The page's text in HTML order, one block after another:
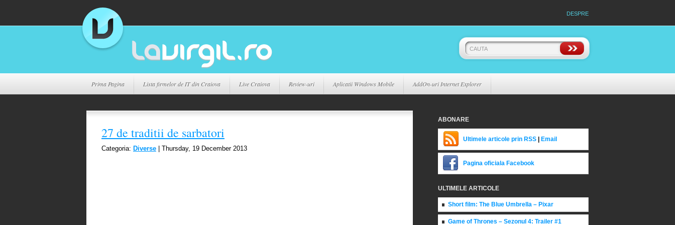
DESPRE
Prima Pagina Lista firmelor de IT din Craiova Live Craiova Review-uri Aplicatii Windows Mobile AddOn-uri Internet Explorer
27 de traditii de sarbatori
Categoria: Diverse | Thursday, 19 December 2013
ABONARE
Ultimele articole prin RSS Email
Pagina oficiala Facebook
ULTIMELE ARTICOLE
Short film: The Blue Umbrella – Pixar
Game of Thrones – Sezonul 4: Trailer #1